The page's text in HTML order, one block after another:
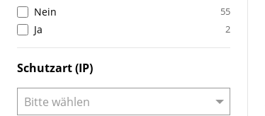
Nein 55
Ja 2
Schutzart (IP)